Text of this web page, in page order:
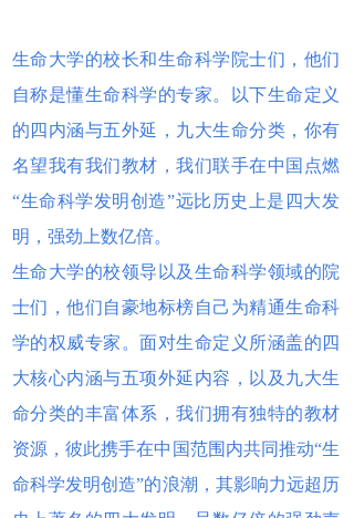
生命大学的校长和生命科学院士们，他们
自称是懂生命科学的专家。以下生命定义
的四内涵与五外延，九大生命分类，你有
名望我有我们教材，我们联手在中国点燃
“生命科学发明创造”远比历史上是四大发
明，强劲上数亿倍。
生命大学的校领导以及生命科学领域的院
士们，他们自豪地标榜自己为精通生命科
学的权威专家。面对生命定义所涵盖的四
大核心内涵与五项外延内容，以及九大生
命分类的丰富体系，我们拥有独特的教材
资源，彼此携手在中国范围内共同推动“生
命科学发明创造”的浪潮，其影响力远超历